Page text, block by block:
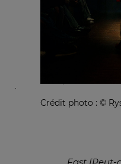
Crédit photo : ©